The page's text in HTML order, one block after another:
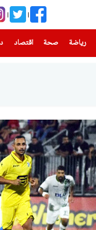
رياضة
(current) صحة(current) اقتصاد